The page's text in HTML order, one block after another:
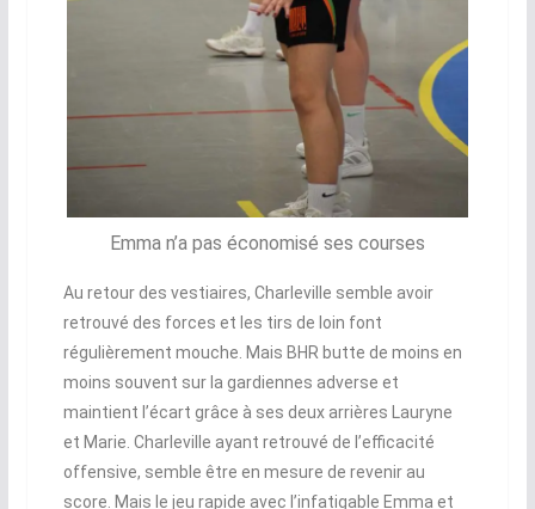
Emma n’a pas économisé ses courses
Au retour des vestiaires, Charleville semble avoir
retrouvé des forces et les tirs de loin font
régulièrement mouche. Mais BHR butte de moins en
moins souvent sur la gardiennes adverse et
maintient l’écart grâce à ses deux arrières Lauryne
et Marie. Charleville ayant retrouvé de l’efficacité
offensive, semble être en mesure de revenir au
score. Mais le jeu rapide avec l’infatigable Emma et